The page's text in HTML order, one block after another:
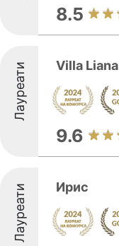
8.5
Лауреати Villa Liana
9.6
Лауреати Ирис